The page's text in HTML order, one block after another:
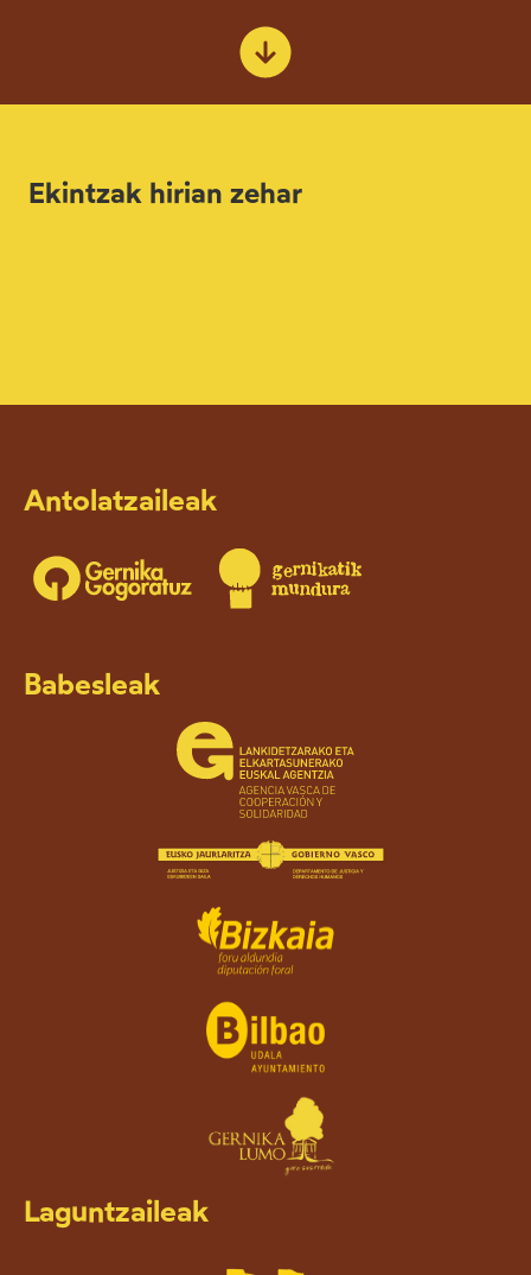
Ekintzak hirian zehar
Antolatzaileak
Babesleak
Laguntzaileak